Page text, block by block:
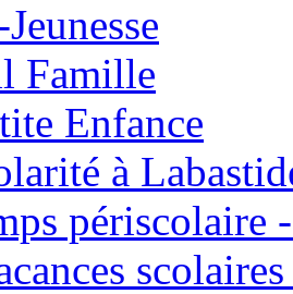
Famille
Enfance
à
périscolaire